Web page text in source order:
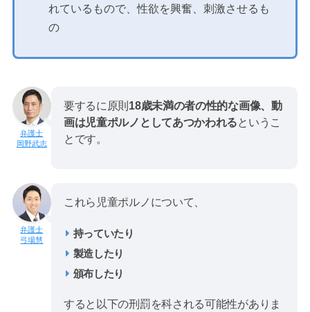
れているもので、性欲を興奮、刺激させるも
の
岡野武志
要するに原則 18歳未満の者の性的な画像、動
画は児童ポルノとしてあつかわれるというこ
とです。
弓場慧
これら児童ポルノについて、
持っていたり
製造したり
頒布したり
すると以下の刑罰を科される可能性がありま